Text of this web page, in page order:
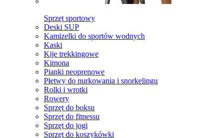
Sprzęt sportowy
Deski SUP
Kamizelki do sportów wodnych
Kaski
Kije trekkingowe
Kimona
Pianki neoprenowe
Płetwy do nurkowania i snorkelingu
Rolki i wrotki
Rowery
Sprzęt do boksu
Sprzęt do fitnessu
Sprzęt do jogi
Sprzęt do koszykówki